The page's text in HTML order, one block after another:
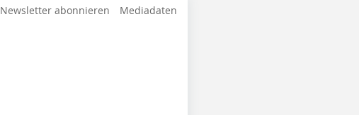
Newsletter abonnieren Mediadaten